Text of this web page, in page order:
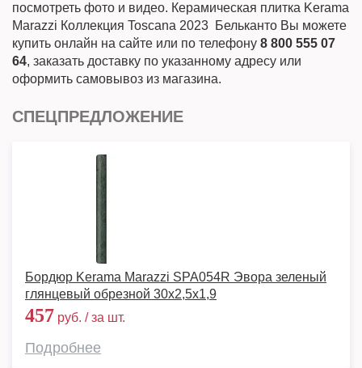
посмотреть фото и видео. Керамическая плитка Kerama
Marazzi Коллекция Toscana 2023 Бельканто Вы можете
купить онлайн на сайте или по телефону 8 800 555 07
64, заказать доставку по указанному адресу или
оформить самовывоз из магазина.
СПЕЦПРЕДЛОЖЕНИЕ
Бордюр Kerama Marazzi SPA054R Эвора зеленый
глянцевый обрезной 30x2,5x1,9
457 руб. / за шт.
Подробнее